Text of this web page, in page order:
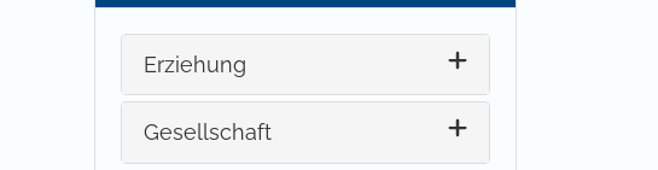
Erziehung
Gesellschaft